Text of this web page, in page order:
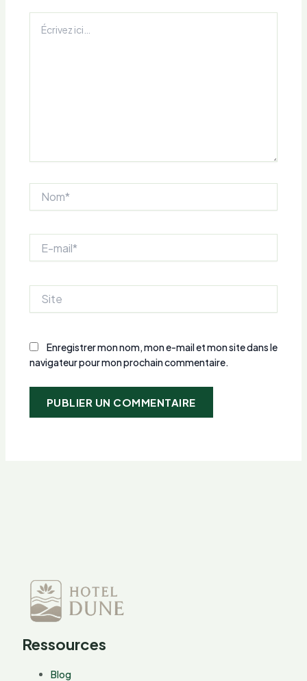
ici…
mail*
Enregistrer mon nom, mon e-mail et mon site dans le
navigateur pour mon prochain commentaire.
Ressources
Blog